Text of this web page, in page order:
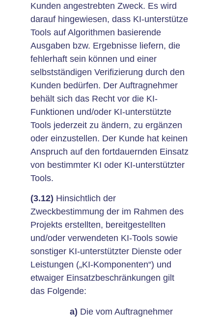
Kunden angestrebten Zweck. Es wird
darauf hingewiesen, dass KI-unterstütze
Tools auf Algorithmen basierende
Ausgaben bzw. Ergebnisse liefern, die
fehlerhaft sein können und einer
selbstständigen Verifizierung durch den
Kunden bedürfen. Der Auftragnehmer
behält sich das Recht vor die KI-
Funktionen und/oder KI-unterstützte
Tools jederzeit zu ändern, zu ergänzen
oder einzustellen. Der Kunde hat keinen
Anspruch auf den fortdauernden Einsatz
von bestimmter KI oder KI-unterstützter
Tools.
(3.12) Hinsichtlich der
Zweckbestimmung der im Rahmen des
Projekts erstellten, bereitgestellten
und/oder verwendeten KI-Tools sowie
sonstiger KI-unterstützter Dienste oder
Leistungen („KI-Komponenten“) und
etwaiger Einsatzbeschränkungen gilt
das Folgende:
a) Die vom Auftragnehmer